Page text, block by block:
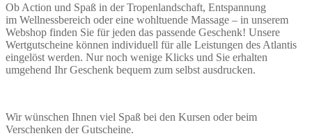
Ob Action und Spaß in der Tropenlandschaft, Entspannung
im Wellnessbereich oder eine wohltuende Massage – in unserem
Webshop finden Sie für jeden das passende Geschenk! Unsere
Wertgutscheine können individuell für alle Leistungen des Atlantis
eingelöst werden. Nur noch wenige Klicks und Sie erhalten
umgehend Ihr Geschenk bequem zum selbst ausdrucken.
Wir wünschen Ihnen viel Spaß bei den Kursen oder beim
Verschenken der Gutscheine.